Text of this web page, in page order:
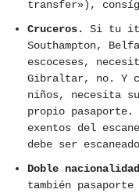
transfer»),
Cruceros.
Si tu
Southampton,
escoceses,
Gibraltar, no. Y
niños, necesita
propio pasaporte.
exentos del
debe ser
Doble
también